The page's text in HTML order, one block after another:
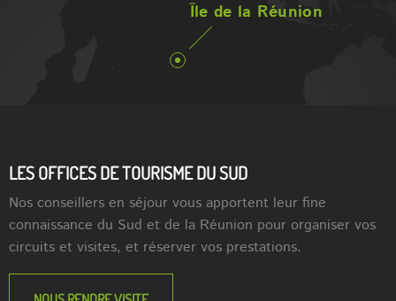
Île de la Réunion
LES OFFICES DE TOURISME DU SUD
Nos conseillers en séjour vous apportent leur fine
connaissance du Sud et de la Réunion pour organiser vos
circuits et visites, et réserver vos prestations.